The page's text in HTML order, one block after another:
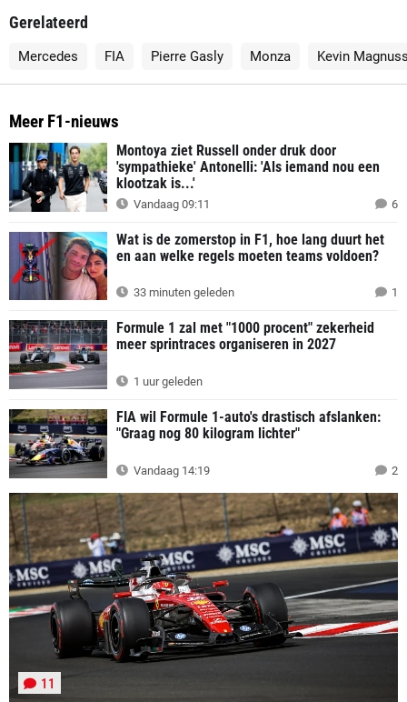
Gerelateerd
Mercedes FIA Pierre Gasly Monza Kevin
Meer F1-nieuws
Montoya ziet Russell onder druk door
'sympathieke' Antonelli: 'Als iemand nou een
klootzak is...'
Vandaag 09:11 6
Wat is de zomerstop in F1, hoe lang duurt het
en aan welke regels moeten teams voldoen?
33 minuten geleden 1
Formule 1 zal met "1000 procent" zekerheid
meer sprintraces organiseren in 2027
1 uur geleden
FIA wil Formule 1-auto's drastisch afslanken:
"Graag nog 80 kilogram lichter"
Vandaag 14:19 2
11